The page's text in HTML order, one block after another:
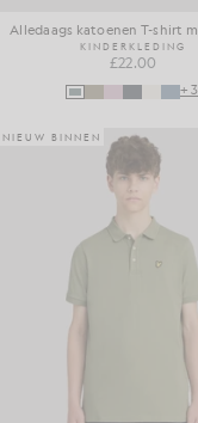
KINDERKLEDING
£22.00
+3
NIEUW BINNEN